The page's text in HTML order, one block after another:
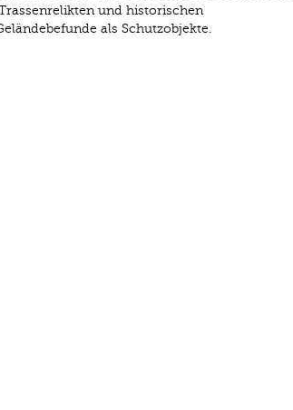
und historischen
als Schutzobjekte.